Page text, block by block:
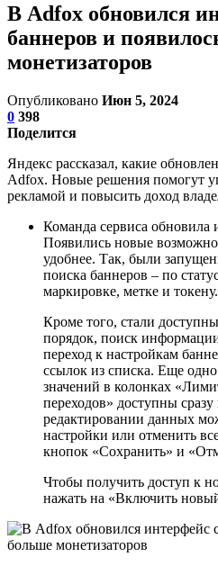
В Adfox обновился
баннеров и
монетизаторов
Опубликовано Июн 5, 2024
0 398
Поделится
Яндекс рассказал, какие
Adfox. Новые решения помогут
рекламой и повысить доход
Команда сервиса обновила
Появились новые
удобнее. Так, были
поиска баннеров – по
маркировке, метке и токену.
Кроме того, стали
порядок, поиск
переход к настройкам
ссылок из списка. Еще
значений в колонках
переходов» доступны
редактировании данных
настройки или отменить
кнопок «Сохранить» и
Чтобы получить доступ к
нажать на «Включить